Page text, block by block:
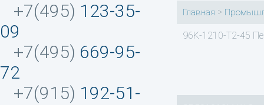
+7(495) 123-35-
09
+7(495) 669-95-
72
+7(915) 192-51-
Главная >
96K-1210-T2-45